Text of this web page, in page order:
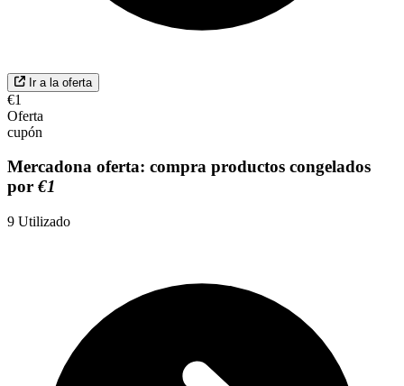
Ir a la oferta
€1
Oferta
cupón
Mercadona oferta: compra productos congelados
por €1
9 Utilizado